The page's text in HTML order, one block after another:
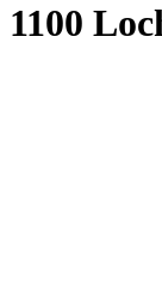
1100